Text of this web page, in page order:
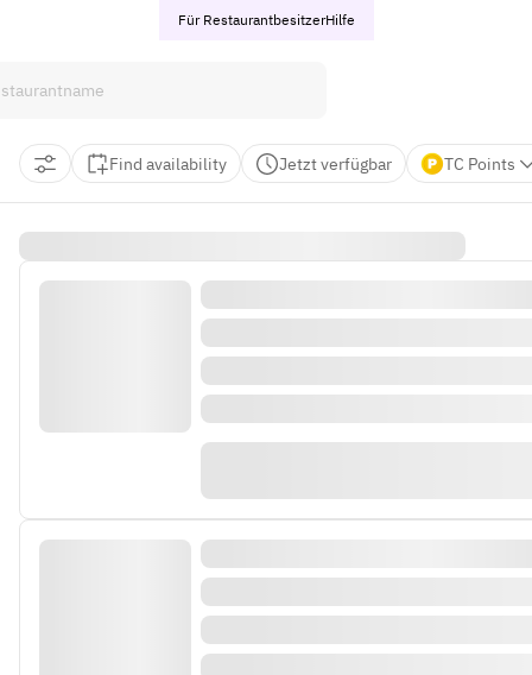
Für RestaurantbesitzerHilfe
Find availability Jetzt verfügbar TC Points